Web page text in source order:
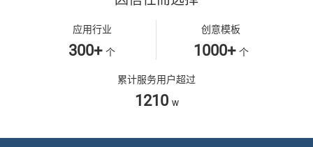
应用行业
300+ 个
创意模板
1000+ 个
累计服务用户超过
1210 w